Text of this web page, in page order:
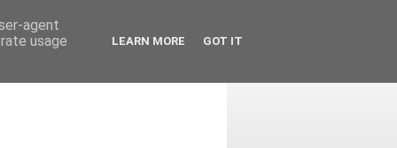
agent
usage
LEARN MORE GOT IT